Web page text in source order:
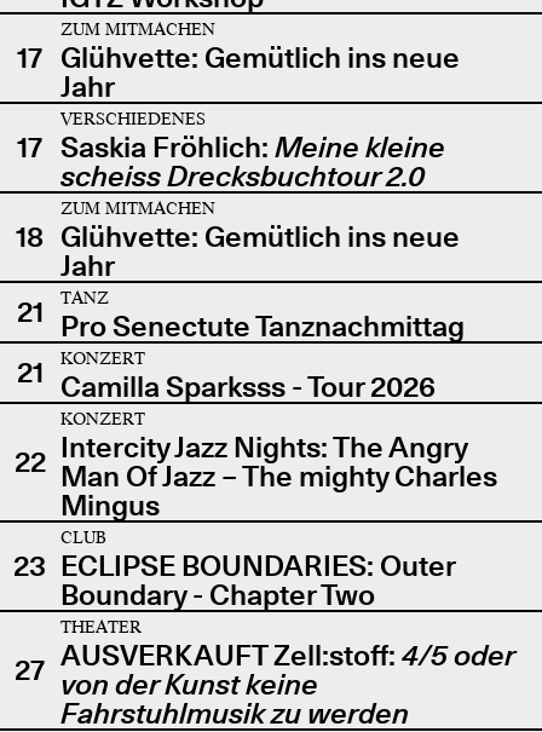
17
ZUM MITMACHEN
Glühvette: Gemütlich ins neue
Jahr
17
VERSCHIEDENES
Saskia Fröhlich: Meine kleine
scheiss Drecksbuchtour 2.0
18
ZUM MITMACHEN
Glühvette: Gemütlich ins neue
Jahr
21
TANZ
Pro Senectute Tanznachmittag
21
KONZERT
Camilla Sparksss - Tour 2026
22
KONZERT
Intercity Jazz Nights: The Angry
Man Of Jazz – The mighty Charles
Mingus
23
CLUB
ECLIPSE BOUNDARIES: Outer
Boundary - Chapter Two
27
THEATER
AUSVERKAUFT Zell:stoff: 4/5 oder
von der Kunst keine
Fahrstuhlmusik zu werden